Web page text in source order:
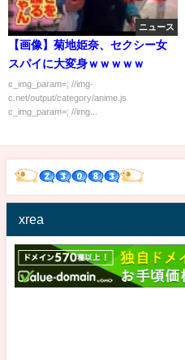
ニュース
【画像】菊地姫奈、セクシー女
スパイに大変身ｗｗｗｗｗ
c_img_param=; //img-
c.net/output/category/anime.js
c_img_param=; //img...
xrea